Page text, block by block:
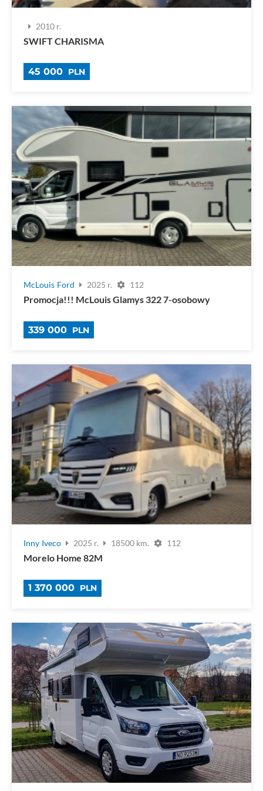
2010 r.
SWIFT CHARISMA
45 000 PLN
McLouis Ford 2025 r. 112
Promocja!!! McLouis Glamys 322 7-osobowy
339 000 PLN
Inny Iveco 2025 r. 18500 km. 112
Morelo Home 82M
1 370 000 PLN